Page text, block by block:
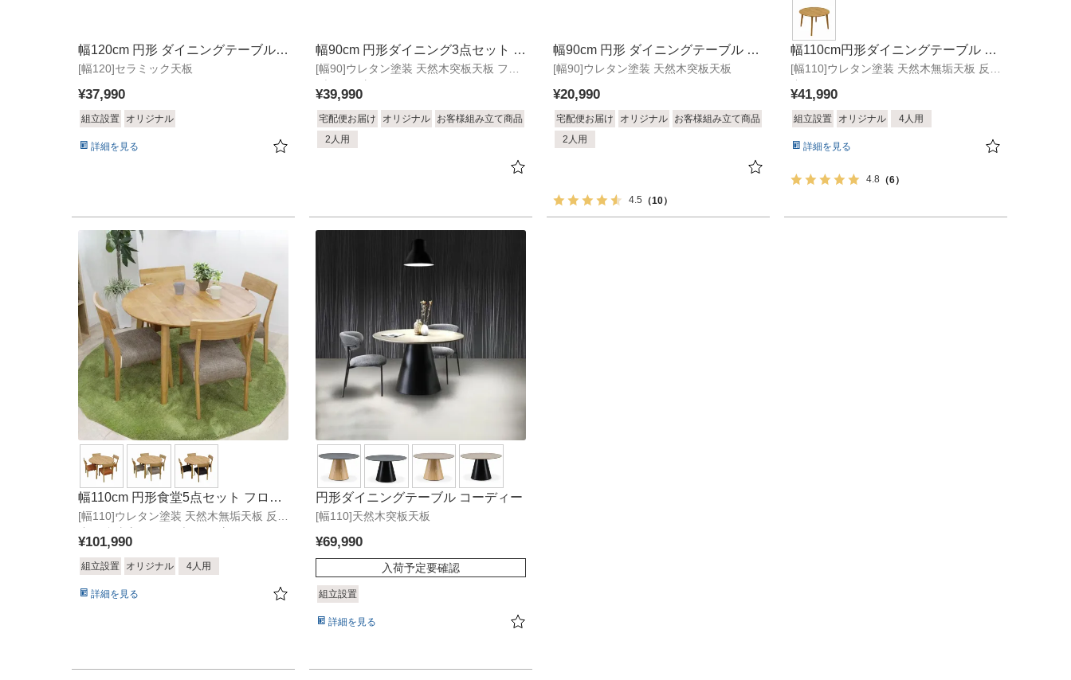
[幅120]セラミック天板
幅120cm 円形 ダイニングテーブル
スレイ2
¥37,990
組立設置 オリジナル
詳細を見る
[幅90]ウレタン塗装 天然木突板天板 ファ
幅90cm 円形ダイニング3点セット ア
ルコ2
¥39,990
宅配便お届け オリジナル
お客様組み立て商品
2人用
[幅90]ウレタン塗装 天然木突板天板
幅90cm 円形 ダイニングテーブル ア
ルコ2
¥20,990
宅配便お届け オリジナル
お客様組み立て商品
2人用
4.5 （10）
[幅110]ウレタン塗装 天然木無垢天板 反り
幅110cm円形ダイニングテーブル フ
ローラ
¥41,990
組立設置 オリジナル 4人用
詳細を見る
4.8 （6）
[幅110]ウレタン塗装 天然木無垢天板 反り
幅110cm 円形食堂5点セット フロー
ラ
¥101,990
組立設置 オリジナル 4人用
詳細を見る
[幅110]天然木突板天板
円形ダイニングテーブル コーディー
¥69,990
入荷予定要確認
組立設置
詳細を見る